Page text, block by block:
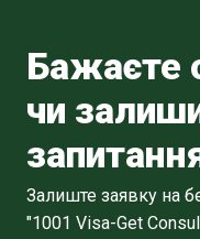
Бажаєте
чи
Залиште заявку на
"1001 Visa-Get